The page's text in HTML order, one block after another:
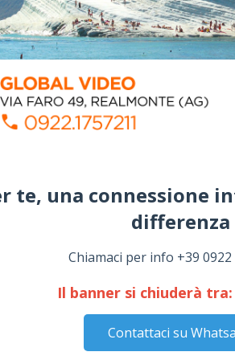
te, una connessione
differenza​
Chiamaci per info +39 0922
Il banner si chiuderà tra:
Contattaci su